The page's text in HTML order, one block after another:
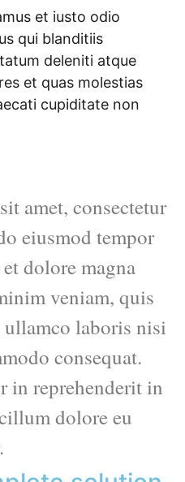
et iusto odio
qui blanditiis
deleniti atque
et quas molestias
cupiditate non
amet, consectetur
eiusmod tempor
dolore magna
veniam, quis
laboris nisi
consequat.
in reprehenderit in
dolore eu